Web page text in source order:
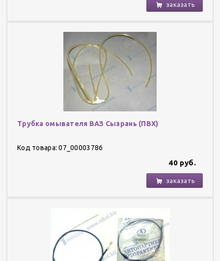
заказать
Трубка омывателя ВАЗ Сызрань (ПВХ)
Код товара: 07_00003786
40 руб.
заказать